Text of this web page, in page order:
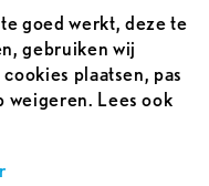
goed werkt, deze te
gebruiken wij
plaatsen, pas
weigeren. Lees ook